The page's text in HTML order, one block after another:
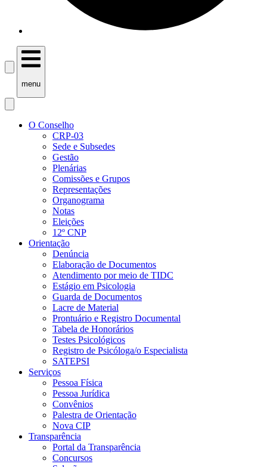
menu
O Conselho
CRP-03
Sede e Subsedes
Gestão
Plenárias
Comissões e Grupos
Representações
Organograma
Notas
Eleições
12º CNP
Orientação
Denúncia
Elaboração de Documentos
Atendimento por meio de TIDC
Estágio em Psicologia
Guarda de Documentos
Lacre de Material
Prontuário e Registro Documental
Tabela de Honorários
Testes Psicológicos
Registro de Psicóloga/o Especialista
SATEPSI
Serviços
Pessoa Física
Pessoa Jurídica
Convênios
Palestra de Orientação
Nova CIP
Transparência
Portal da Transparência
Concursos